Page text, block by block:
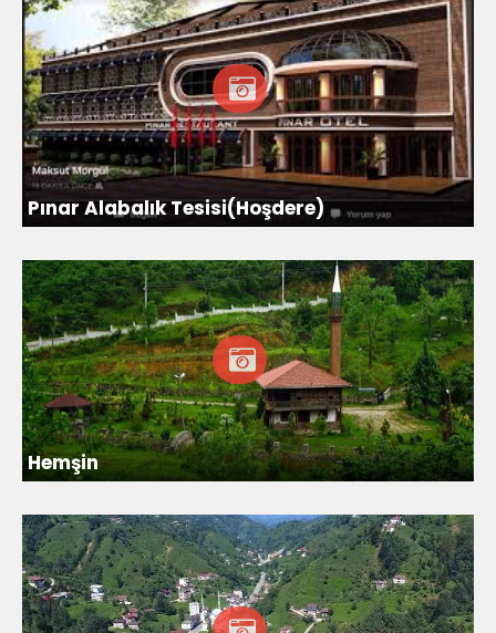
Pınar Alabalık Tesisi(Hoşdere)
Hemşin